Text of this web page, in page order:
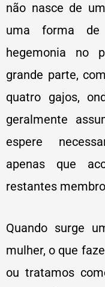
não nasce de
uma forma de
hegemonia no
grande parte,
quatro gajos,
geralmente
espere
apenas que
restantes
Quando surge
mulher, o que
ou tratamos